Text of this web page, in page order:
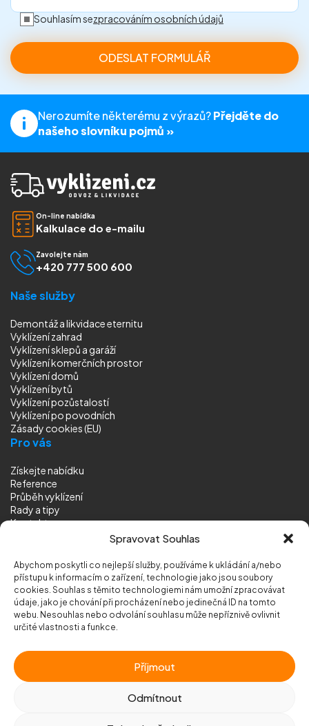
Spravovat Souhlas
Abychom poskytli co nejlepší služby, používáme k ukládání a/nebo
přístupu k informacím o zařízení, technologie jako jsou soubory
cookies. Souhlas s těmito technologiemi nám umožní zpracovávat
údaje, jako je chování při procházení nebo jedinečná ID na tomto
webu. Nesouhlas nebo odvolání souhlasu může nepříznivě ovlivnit
určité vlastnosti a funkce.
Příjmout
Odmítnout
Souhlasím sezpracováním osobních údajů
Nerozumíte některému z výrazů?Přejděte do
našeho slovníku pojmů »
On-line nabídka
Kalkulace do e-mailu
Zavolejte nám
+420 777 500 600
Naše služby
Demontáž a likvidace eternitu
Vyklízení zahrad
Vyklízení sklepů a garáží
Vyklízení komerčních prostor
Vyklízení domů
Vyklízení bytů
Vyklízení pozůstalostí
Vyklízenípo povodních
Zásady cookies (EU)
Pro vás
Získejte nabídku
Reference
Průběh vyklízení
Rady a tipy
Kontakt
© 2026 Vyklizeni.cz (mapa stránek)
Chráněno služboureCAPTCHA